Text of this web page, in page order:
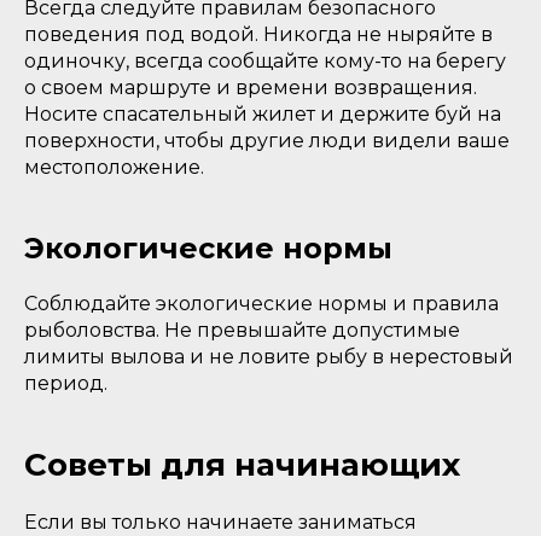
Всегда следуйте правилам безопасного
поведения под водой. Никогда не ныряйте в
одиночку, всегда сообщайте кому-то на берегу
о своем маршруте и времени возвращения.
Носите спасательный жилет и держите буй на
поверхности, чтобы другие люди видели ваше
местоположение.
Экологические нормы
Соблюдайте экологические нормы и правила
рыболовства. Не превышайте допустимые
лимиты вылова и не ловите рыбу в нерестовый
период.
Советы для начинающих
Если вы только начинаете заниматься